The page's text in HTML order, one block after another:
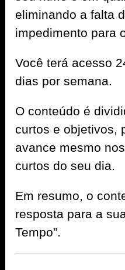
eliminando a falta
impedimento para
Você terá acesso
dias por semana.
O conteúdo é
curtos e objetivos,
avance mesmo
curtos do seu dia.
Em resumo, o
resposta para a
Tempo”.